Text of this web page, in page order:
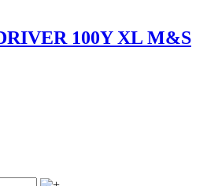
100Y XL M&S